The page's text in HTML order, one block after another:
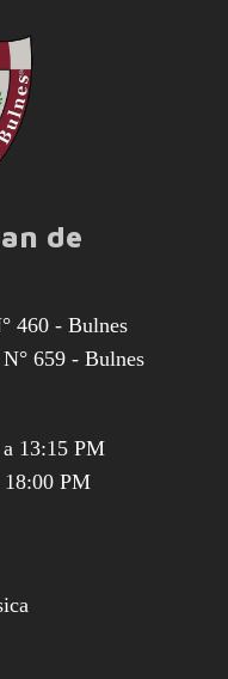
de
460 - Bulnes
659 - Bulnes
13:15 PM
18:00 PM